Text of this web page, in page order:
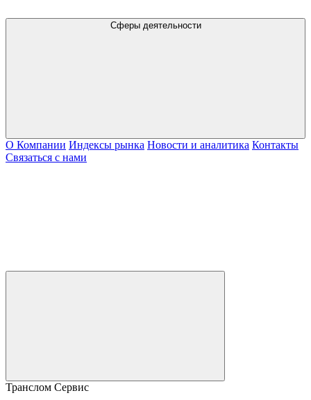
Сферы деятельности
О Компании Индексы рынка Новости и аналитика Контакты
Связаться с нами
Транслом Сервис